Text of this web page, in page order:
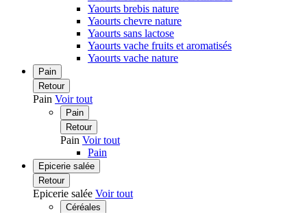
Yaourts brebis nature
Yaourts chevre nature
Yaourts sans lactose
Yaourts vache fruits et aromatisés
Yaourts vache nature
Pain
Retour
Pain Voir tout
Pain
Retour
Pain Voir tout
Pain
Epicerie salée
Retour
Epicerie salée Voir tout
Céréales